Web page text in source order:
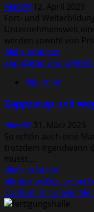
eine
Ihre
Karriere
auf
den
Kopf
stellen
kann
MarcW 12. April 2023
Fort- und
Unternehmenswelt
werden sowohl von
Mehr erfahren
Die
von
und
Zappzarap und weg ist
Allgemein
Zappzarap und
MarcW 31. März 2023
So schön auch eine
trotzdem irgendwann
musst....
Mehr erfahren
über
Modernes Design bei
Studium mit dieser